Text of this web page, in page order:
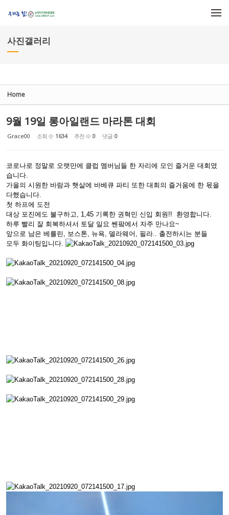
사진갤러리
Home
9월 19일 롱아일랜드 마라톤 대회
Grace00 조회 수 1634 추천 수 0 댓글 0
코로나로 정말로 오랫만에 클럽 멤버님들 한 자리에 모인 즐거운 대회였
습니다.
가을의 시원한 바람과 햇살에 바베큐 파티 또한 대회의 즐거움에 한 몫을
다했습니다.
첫 하프에 도전
대상 포진에도 불구하고, 1,45 기록한 권혁민 신입 회원!! 환영합니다.
하루 빨리 잘 회복하셔서 토달 일요 쎈팤에서 자주 만나요~
앞으로 남은 베를린, 보스톤, 뉴욕, 델라웨어, 필라.. 출전하시는 분들
모두 화이팅입니다.